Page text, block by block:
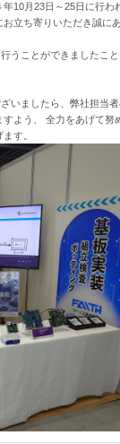
10月23日～25日に行わ
立ち寄りいただき誠に
うことができましたこ
いましたら、弊社担当
よう、 全力をあげて努
す。